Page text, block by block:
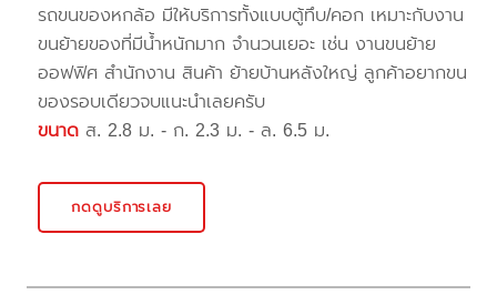
รถขนของหกล้อ มีให้บริการทั้งแบบตู้ทึบ/คอก เหมาะกับงาน
ขนย้ายของที่มีน้ำหนักมาก จำนวนเยอะ เช่น งานขนย้าย
ออฟฟิศ สำนักงาน สินค้า ย้ายบ้านหลังใหญ่ ลูกค้าอยากขน
ของรอบเดียวจบแนะนำเลยครับ
ขนาด ส. 2.8 ม. - ก. 2.3 ม. - ล. 6.5 ม.
กดดูบริการเลย